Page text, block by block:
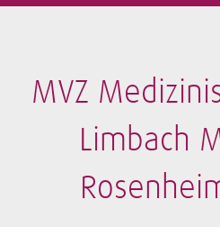
MVZ
Limbach